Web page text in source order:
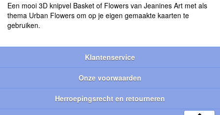
Een mooi 3D knipvel Basket of Flowers van Jeanines Art met als
thema Urban Flowers om op je eigen gemaakte kaarten te
gebruiken.
Klantenservice
Onze voorwaarden
Herroepingsrecht en retourneren